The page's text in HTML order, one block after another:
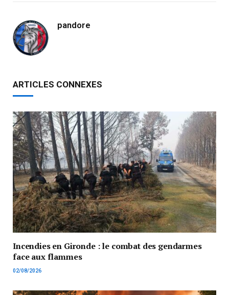
pandore
ARTICLES CONNEXES
Incendies en Gironde : le combat des gendarmes
face aux flammes
02/08/2026